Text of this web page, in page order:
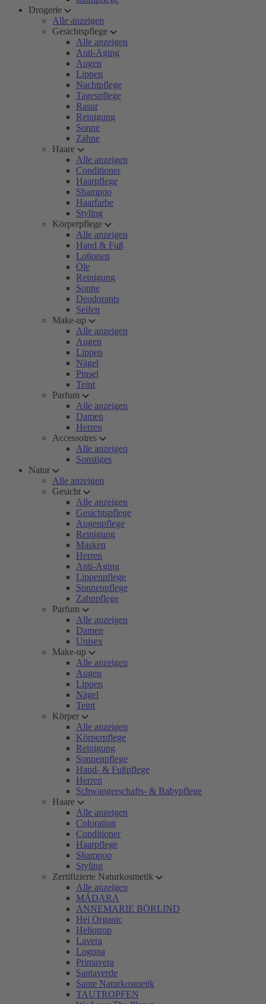
Drogerie
Alle anzeigen
Gesichtspflege
Alle anzeigen
Anti-Aging
Augen
Lippen
Nachtpflege
Tagespflege
Rasur
Reinigung
Sonne
Zähne
Haare
Alle anzeigen
Conditioner
Haarpflege
Shampoo
Haarfarbe
Styling
Körperpflege
Alle anzeigen
Hand & Fuß
Lotionen
Öle
Reinigung
Sonne
Deodorants
Seifen
Make-up
Alle anzeigen
Augen
Lippen
Nägel
Pinsel
Teint
Parfum
Alle anzeigen
Damen
Herren
Accessoires
Alle anzeigen
Sonstiges
Natur
Alle anzeigen
Gesicht
Alle anzeigen
Gesichtspflege
Augenpflege
Reinigung
Masken
Herren
Anti-Aging
Lippenpflege
Sonnenpflege
Zahnpflege
Parfum
Alle anzeigen
Damen
Unisex
Make-up
Alle anzeigen
Augen
Lippen
Nägel
Teint
Körper
Alle anzeigen
Körperpflege
Reinigung
Sonnenpflege
Hand- & Fußpflege
Herren
Schwangerschafts- & Babypflege
Haare
Alle anzeigen
Coloration
Conditioner
Haarpflege
Shampoo
Styling
Zertifizierte Naturkosmetik
Alle anzeigen
MÁDARA
ANNEMARIE BÖRLIND
Hej Organic
Heliotrop
Lavera
Logona
Primavera
Santaverde
Sante Naturkosmetik
TAUTROPFEN